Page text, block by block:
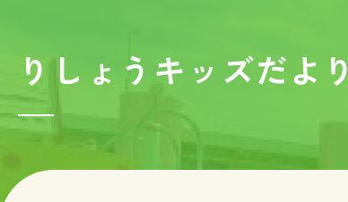
りしょうキッズだより